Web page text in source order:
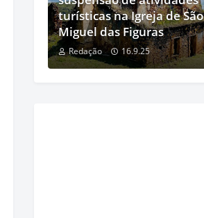
turísticas na Igreja de São
Miguel das Figuras
Redação 16.9.25